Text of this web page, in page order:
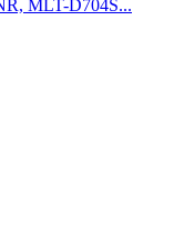
MLT-D704S...